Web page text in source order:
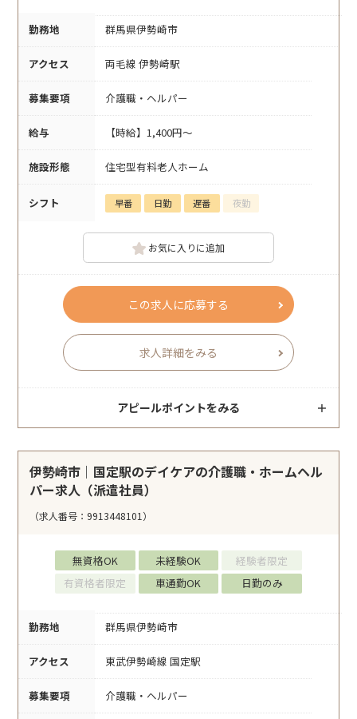
勤務地 群馬県伊勢崎市
アクセス 両毛線 伊勢崎駅
募集要項 介護職・ヘルパー
給与 【時給】1,400円～
施設形態 住宅型有料老人ホーム
シフト 早番 日勤 遅番 夜勤
お気に入りに追加
この求人に応募する
求人詳細をみる
アピールポイントをみる
伊勢崎市｜国定駅のデイケアの介護職・ホームヘル
パー求人（派遣社員）
（求人番号：9913448101）
無資格OK 未経験OK
経験者限定
有資格者限定
車通勤OK 日勤のみ
勤務地 群馬県伊勢崎市
アクセス 東武伊勢崎線 国定駅
募集要項 介護職・ヘルパー